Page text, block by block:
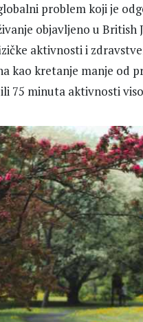
problem koji je
objavljeno u British
aktivnosti i
kao kretanje manje od
75 minuta aktivnosti